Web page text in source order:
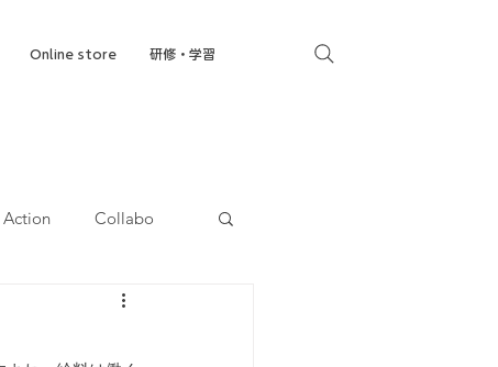
Online store 研修・学習
Action Collabo
就労移行支援